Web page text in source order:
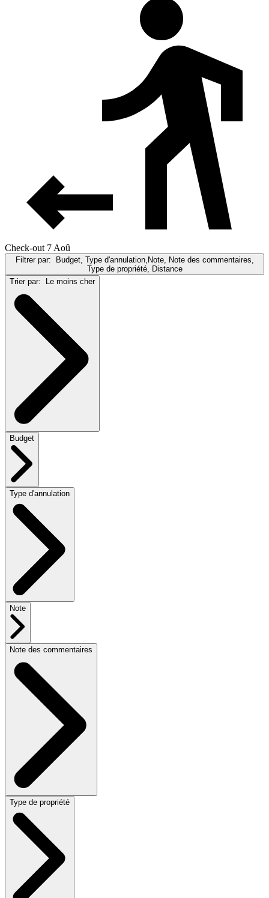
Check-out 7 Aoû
Filtrer par:
Budget, Type d'annulation,Note, Note des commentaires,
Type de propriété, Distance
Trier par:
Le moins cher
Budget
Type d'annulation
Note
Note des commentaires
Type de propriété